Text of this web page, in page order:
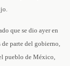
que se dio ayer en
parte del gobierno,
pueblo de México,